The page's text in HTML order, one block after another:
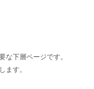
下層ページです。
ます。